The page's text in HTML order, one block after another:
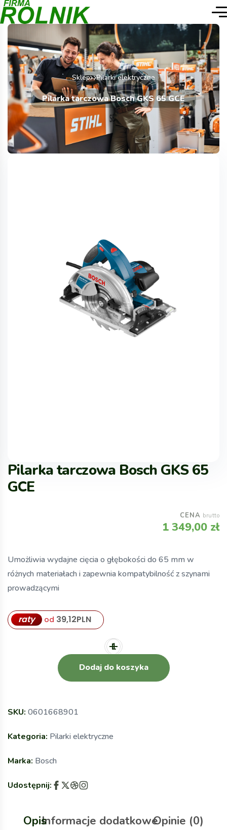
Sklep Pilarki elektryczne
Pilarka tarczowa Bosch GKS 65 GCE
Pilarka tarczowa Bosch GKS 65
GCE
CENA brutto
1 349,00 zł
Umożliwia wydajne cięcia o głębokości do 65 mm w
różnych materiałach i zapewnia kompatybilność z szynami
prowadzącymi
raty od 39,12PLN
Dodaj do koszyka
SKU: 0601668901
Kategoria: Pilarki elektryczne
Marka: Bosch
Udostępnij:
OpisInformacje dodatkoweOpinie (0)